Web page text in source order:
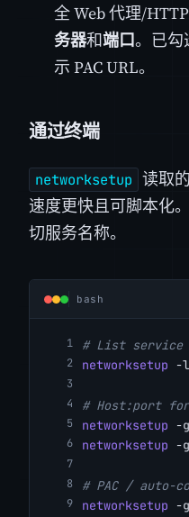
全 Web 代理/
务器和端口。已勾
示 PAC URL。
通过终端
networksetup 读取
速度更快且可脚本化
切服务名称。
bash
# List service
networksetup -
# Host:port for
networksetup -
networksetup -
# PAC / auto-
networksetup -